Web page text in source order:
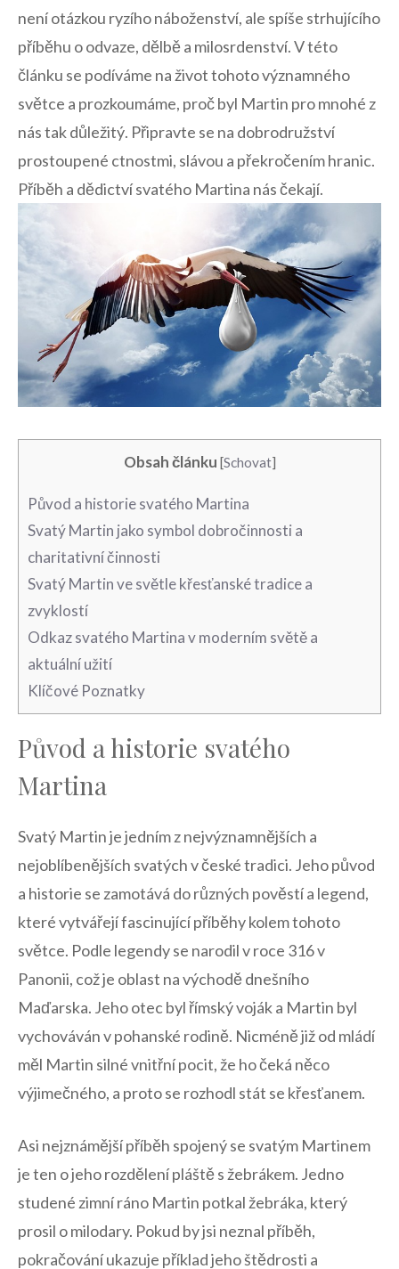
není otázkou ryzího ‌náboženství, ale spíše strhujícího
příběhu‍ o odvaze, dělbě a milosrdenství. ​V této
článku se ‌podíváme na život tohoto významného⁣
světce ⁢a prozkoumáme, proč byl Martin pro mnohé z
nás⁣ tak důležitý. Připravte se na ‍dobrodružství
prostoupené ctnostmi, slávou a ⁣překročením⁤ hranic.
Příběh a dědictví svatého⁤ Martina‍ nás ‌čekají.
Obsah článku [Schovat]
Původ a historie svatého Martina
Svatý Martin ​jako symbol⁣ dobročinnosti a⁣
charitativní činnosti
Svatý Martin ve‌ světle křesťanské tradice a
zvyklostí
Odkaz svatého Martina ⁤v⁢ moderním světě a
aktuální užití
Klíčové Poznatky
Původ a historie svatého
Martina
Svatý Martin ⁢je jedním z nejvýznamnějších⁢ a
nejoblíbenějších svatých v české tradici. Jeho původ
a historie se zamotává do různých pověstí a legend,
‌které vytvářejí fascinující​ příběhy kolem tohoto
světce. Podle legendy⁢ se narodil v roce 316 v
Panonii, což je oblast na východě dnešního
Maďarska.⁢ Jeho otec byl římský voják a‍ Martin byl
vychováván v pohanské rodině. Nicméně již od‍ mládí
měl Martin ‌silné​ vnitřní pocit, ​že ‌ho čeká něco
výjimečného, a proto se rozhodl stát se křesťanem.
Asi nejznámější příběh spojený se svatým Martinem
je ten o jeho rozdělení pláště s žebrákem. Jedno
studené zimní ráno Martin potkal⁤ žebráka, který
prosil o⁢ milodary. Pokud by jsi neznal příběh,
pokračování ukazuje ‌příklad jeho štědrosti a